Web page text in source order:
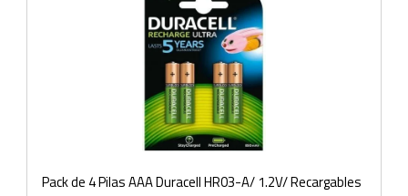
Pack de 4 Pilas AAA Duracell HR03-A/ 1.2V/ Recargables